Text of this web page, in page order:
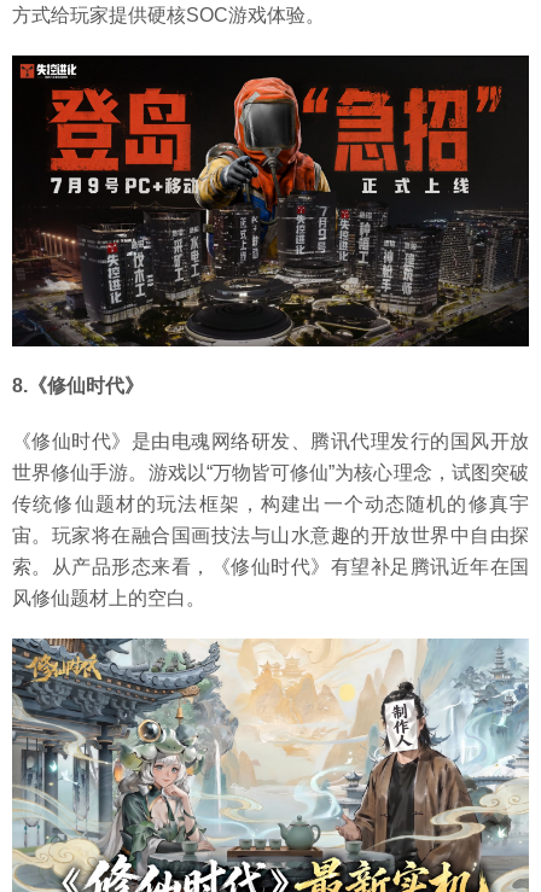
方式给玩家提供硬核SOC游戏体验。
8.《修仙时代》
《修仙时代》是由电魂网络研发、腾讯代理发行的国风开放
世界修仙手游。游戏以“万物皆可修仙”为核心理念，试图突破
传统修仙题材的玩法框架，构建出一个动态随机的修真宇
宙。玩家将在融合国画技法与山水意趣的开放世界中自由探
索。从产品形态来看，《修仙时代》有望补足腾讯近年在国
风修仙题材上的空白。